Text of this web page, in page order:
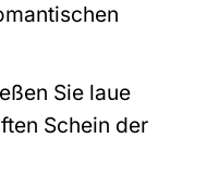
Sie laue
Schein der